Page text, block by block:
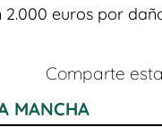
2.000 euros por
Comparte
MANCHA